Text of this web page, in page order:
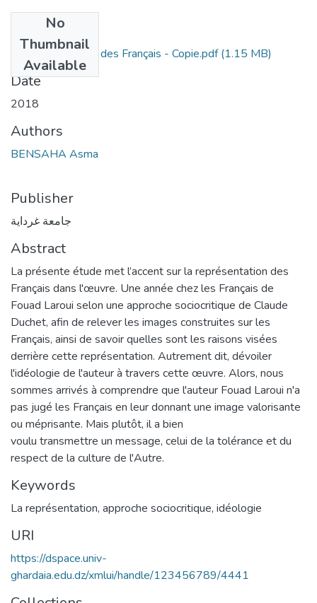
No
Thumbnail
Available
La représentation des Français - Copie.pdf(1.15 MB)
Date
2018
Authors
BENSAHA Asma
Publisher
جامعة غرداية
Abstract
La présente étude met l’accent sur la représentation des
Français dans l'œuvre. Une année chez les Français de
Fouad Laroui selon une approche sociocritique de Claude
Duchet, afin de relever les images construites sur les
Français, ainsi de savoir quelles sont les raisons visées
derrière cette représentation. Autrement dit, dévoiler
l'idéologie de l'auteur à travers cette œuvre. Alors, nous
sommes arrivés à comprendre que l'auteur Fouad Laroui n'a
pas jugé les Français en leur donnant une image valorisante
ou méprisante. Mais plutôt, il a bien
voulu transmettre un message, celui de la tolérance et du
respect de la culture de l'Autre.
Keywords
La représentation, approche sociocritique, idéologie
URI
https://dspace.univ-
ghardaia.edu.dz/xmlui/handle/123456789/4441